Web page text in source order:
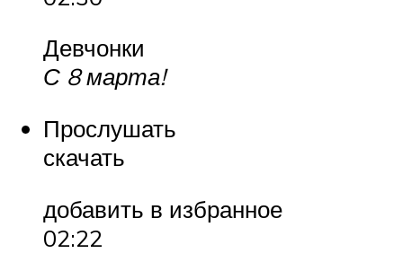
Девчонки
С 8 марта!
Прослушать
скачать
добавить в избранное
02:22